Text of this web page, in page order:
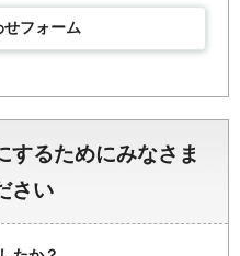
せフォーム
するためにみなさま
さい